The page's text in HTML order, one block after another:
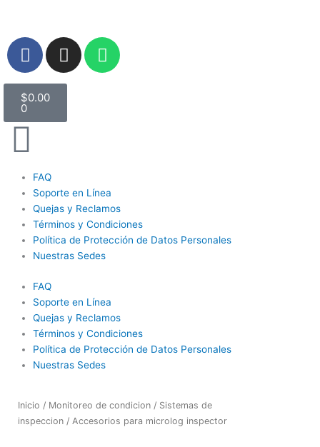
contenido
F
a
c
e
b
o
o
k
I
n
s
a
m
W
h
$0.00
0
Carrito
FAQ
Soporte en Línea
Quejas y Reclamos
Términos y Condiciones
Política de Protección de Datos Personales
Nuestras Sedes
FAQ
Soporte en Línea
Quejas y Reclamos
Términos y Condiciones
Política de Protección de Datos Personales
Nuestras Sedes
Inicio / Monitoreo de condicion / Sistemas de
inspeccion / Accesorios para microlog inspector